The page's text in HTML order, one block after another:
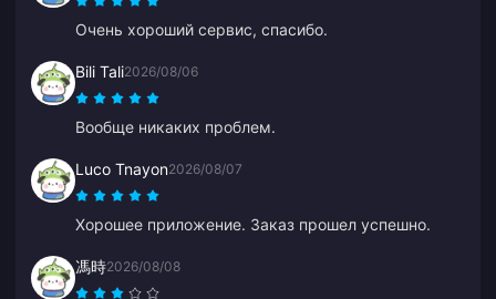
Очень хороший сервис, спасибо.
Bili Tali2026/08/06
Вообще никаких проблем.
Luco Tnayon2026/08/07
Хорошее приложение. Заказ прошел успешно.
馮時2026/08/08